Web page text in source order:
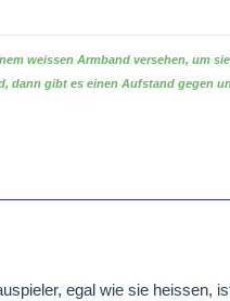
weissen Armband versehen, um
dann gibt es einen Aufstand gegen
egal wie sie heissen,